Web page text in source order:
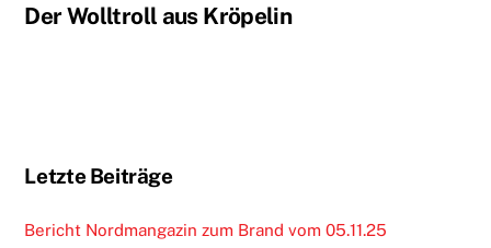
Der Wolltroll aus Kröpelin
Letzte Beiträge
Bericht Nordmangazin zum Brand vom 05.11.25